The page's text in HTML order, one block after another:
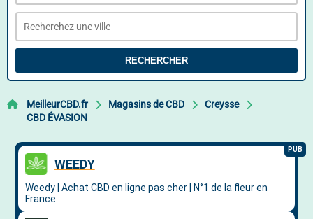
RECHERCHER
MeilleurCBD.fr Magasins de CBD
Creysse
CBD ÉVASION